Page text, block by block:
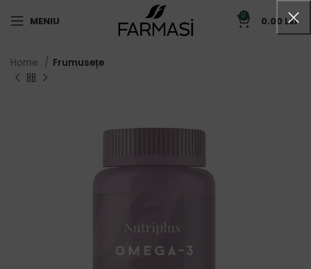
MENIU 0 0.00 LEI
Home Frumusețe